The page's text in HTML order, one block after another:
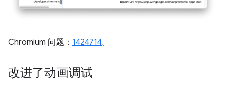
Chromium 问题： 1424714。
改进了动画调试